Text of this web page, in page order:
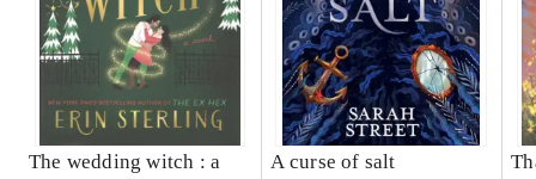
The wedding witch : a
A curse of salt